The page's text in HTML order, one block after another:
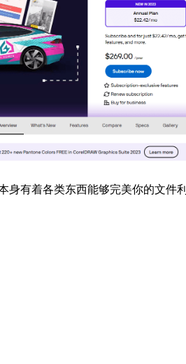
有着各类东西能够完美你的文件